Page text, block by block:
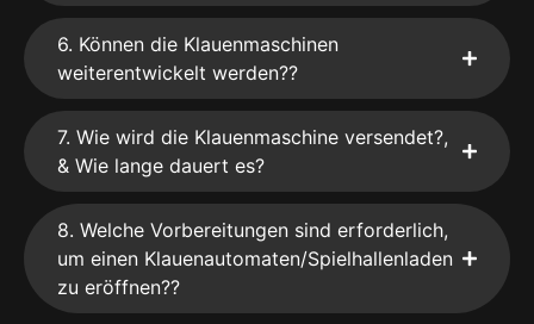
6. Können die Klauenmaschinen
weiterentwickelt werden??
7. Wie wird die Klauenmaschine versendet?,
& Wie lange dauert es?
8. Welche Vorbereitungen sind erforderlich,
um einen Klauenautomaten/Spielhallenladen
zu eröffnen??